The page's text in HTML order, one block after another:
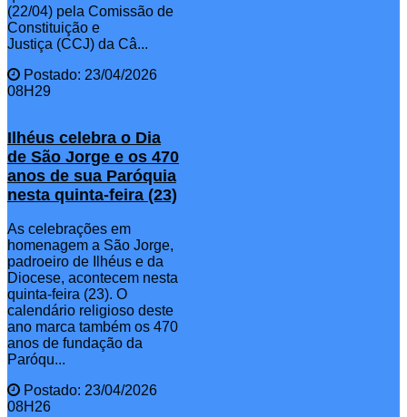
(22/04) pela Comissão de
Constituição e
Justiça (CCJ) da Câ...
Postado: 23/04/2026
08H29
Ilhéus celebra o Dia
de São Jorge e os 470
anos de sua Paróquia
nesta quinta-feira (23)
As celebrações em
homenagem a São Jorge,
padroeiro de Ilhéus e da
Diocese, acontecem nesta
quinta-feira (23). O
calendário religioso deste
ano marca também os 470
anos de fundação da
Paróqu...
Postado: 23/04/2026
08H26